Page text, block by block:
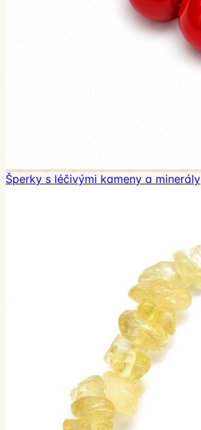
Šperky s léčivými kameny a minerály